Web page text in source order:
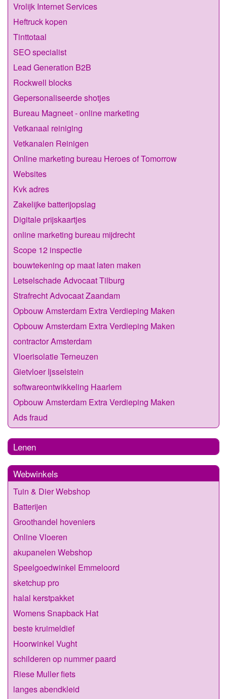
Vrolijk Internet Services
Heftruck kopen
Tinttotaal
SEO specialist
Lead Generation B2B
Rockwell blocks
Gepersonaliseerde shotjes
Bureau Magneet - online marketing
Vetkanaal reiniging
Vetkanalen Reinigen
Online marketing bureau Heroes of Tomorrow
Websites
Kvk adres
Zakelijke batterijopslag
Digitale prijskaartjes
online marketing bureau mijdrecht
Scope 12 inspectie
bouwtekening op maat laten maken
Letselschade Advocaat Tilburg
Strafrecht Advocaat Zaandam
Opbouw Amsterdam Extra Verdieping Maken
Opbouw Amsterdam Extra Verdieping Maken
contractor Amsterdam
Vloerisolatie Terneuzen
Gietvloer Ijsselstein
softwareontwikkeling Haarlem
Opbouw Amsterdam Extra Verdieping Maken
Ads fraud
Lenen
Webwinkels
Tuin & Dier Webshop
Batterijen
Groothandel hoveniers
Online Vloeren
akupanelen Webshop
Speelgoedwinkel Emmeloord
sketchup pro
halal kerstpakket
Womens Snapback Hat
beste kruimeldief
Hoorwinkel Vught
schilderen op nummer paard​
Riese Muller fiets
langes abendkleid